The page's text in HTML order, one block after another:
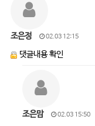
조은정 02.03 12:15
댓글내용 확인
조은맘 02.03 15:50